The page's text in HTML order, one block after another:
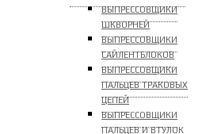
ВЫПРЕССОВЩИКИ
ШКВОРНЕЙ
ВЫПРЕССОВЩИКИ
САЙЛЕНТБЛОКОВ
ВЫПРЕССОВЩИКИ
ПАЛЬЦЕВ ТРАКОВЫХ
ЦЕПЕЙ
ВЫПРЕССОВЩИКИ
ПАЛЬЦЕВ И ВТУЛОК